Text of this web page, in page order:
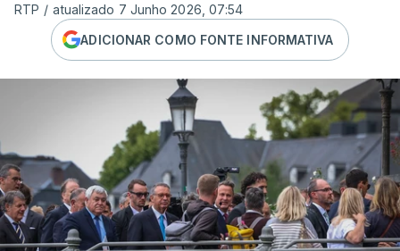
RTP / atualizado 7 Junho 2026, 07:54
ADICIONAR COMO FONTE INFORMATIVA